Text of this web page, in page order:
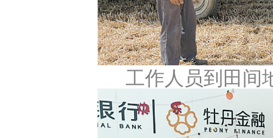
工作人员到田间